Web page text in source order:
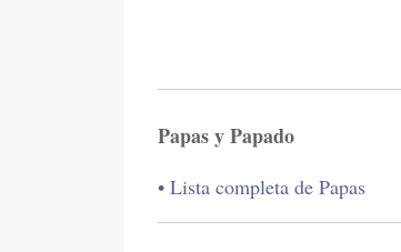
Papas y Papado
• Lista completa de Papas